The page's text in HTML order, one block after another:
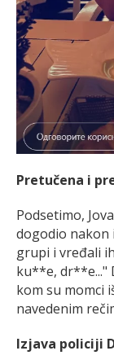
Pretučena i
Podsetimo,
dogodio nakon
grupi i vređali
ku**e, dr**e..."
kom su momci
navedenim
Izjava policiji